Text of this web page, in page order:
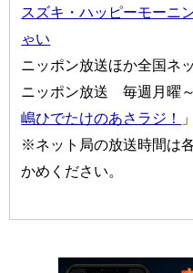
スズキ・ハッピーモーニ
ゃい
ニッポン放送ほか全国ネ
ニッポン放送 毎週月曜
嶋ひでたけのあさラジ！
※ネット局の放送時間は
かめください。